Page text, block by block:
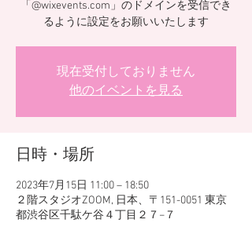
「@wixevents.com」のドメインを受信でき
るように設定をお願いいたします
現在受付しておりません
他のイベントを見る
日時・場所
2023年7月15日 11:00 – 18:50
２階スタジオZOOM, 日本、〒151-0051 東京
都渋谷区千駄ケ谷４丁目２７−７